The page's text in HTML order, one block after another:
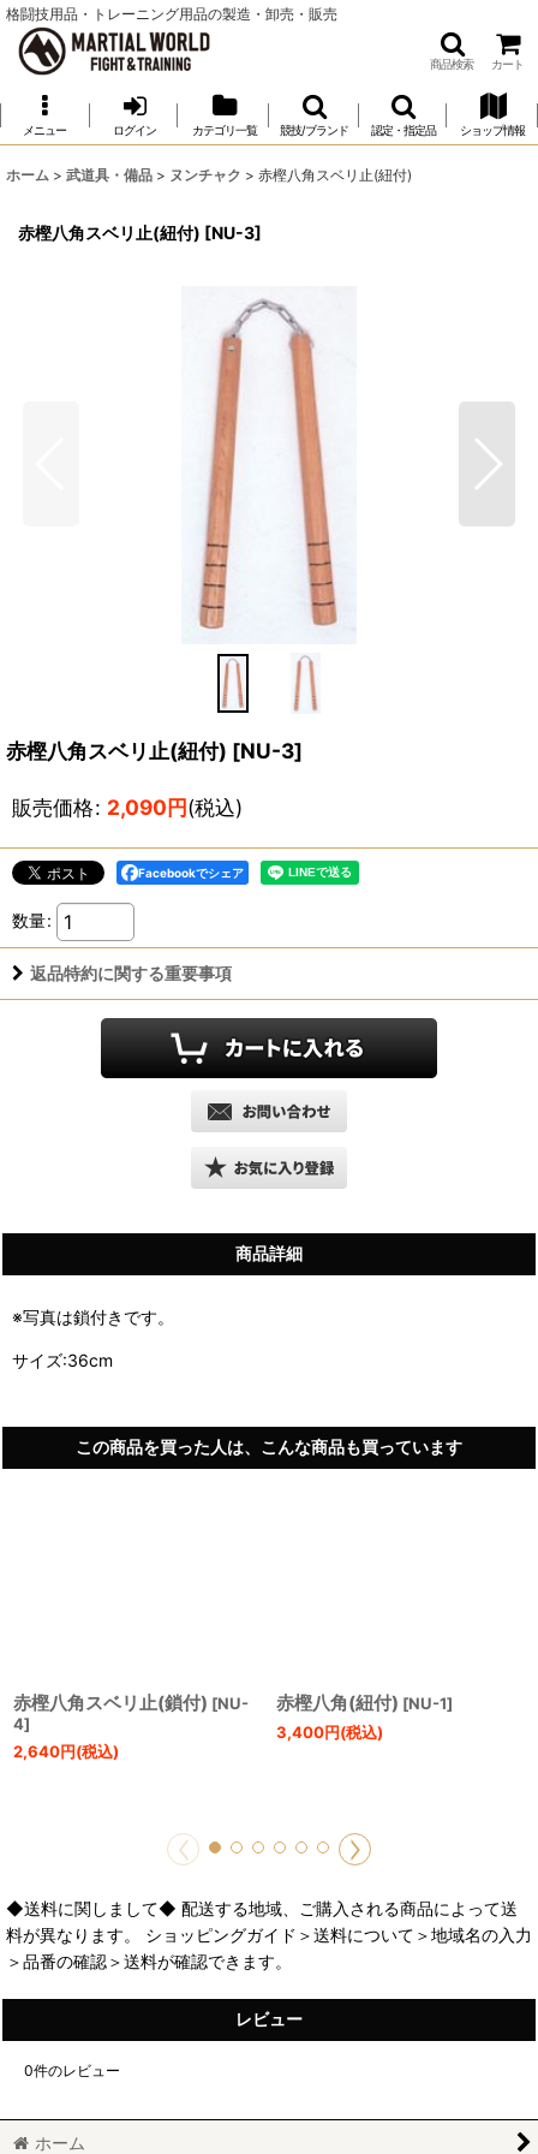
格闘技用品・トレーニング用品の製造・卸売・販売
商品検索 カート
メニュー ログイン カテゴリ一覧 競技/ブランド 認定・指定品 ショップ情報
ホーム > 武道具・備品 > ヌンチャク > 赤樫八角スベリ止(紐付)
赤樫八角スベリ止(紐付) [NU-3]
赤樫八角スベリ止(紐付) [NU-3]
販売価格: 2,090円(税込)
Facebookでシェア
数量:
返品特約に関する重要事項
商品詳細
※写真は鎖付きです。
サイズ:36cm
この商品を買った人は、こんな商品も買っています
赤樫八角スベリ止(鎖付) [NU-
4]
2,640円(税込)
赤樫八角(紐付) [NU-1]
3,400円(税込)
◆送料に関しまして◆ 配送する地域、ご購入される商品によって送
料が異なります。 ショッピングガイド＞送料について＞地域名の入力
＞品番の確認＞送料が確認できます。
レビュー
0件のレビュー
ホーム